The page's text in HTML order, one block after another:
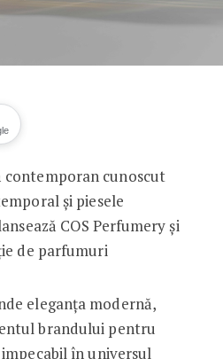
colecție de
contemporan cunoscut
și piesele
COS Perfumery și
de parfumuri
eleganța modernă,
brandului pentru
în universul